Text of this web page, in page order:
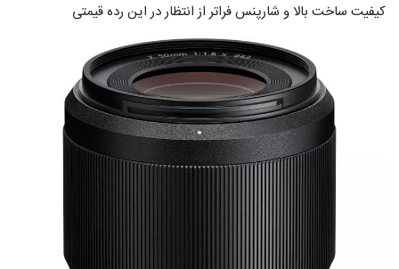
کیفیت ساخت بالا و شارپنس فراتر از انتظار در این رده قیمتی